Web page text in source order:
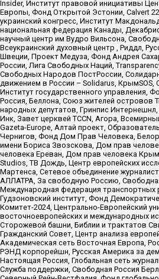
Insider, Институт правовой инициативы
Европы, Фонд Открытой Эстонии, Calvert
украинский конгресс, Институт
национальная федерация Канады,
научный центр им Вудро Вильсона,
Всеукраинский духовный центр , Риддл,
Швеции, Проект Медуза, Фонд Андрея
России, Лига Свободных Наций,
Свободных Народов ПостРоссии,
движением в России – Solidarus, КрымSOS,
Институт государственного управления,
Россия, Беллона, Союз жителей островов
народных депутатов, Гринпис
Инк, Завет церквей TCCN, Агора,
Gazeta-Europe, Алтай проект,
Чернигов, Фонд Дом Прав Человека,
имени Бориса Звозскова, Дом прав
человека Ереван, Дом прав человека
Studios, ТВ Дождь, Центр европейских
Мартенса, Сетевое объединение
АЛЛАТРА, За свободную Россию, Свободная
Международная федерация транспортных
Гудзоновский институт, Фонд
Комитет-2024, Центрально-Европейский
восточноевропейских и международных
Сторожевой башни, Библии и трактатов
Гражданский Совет, Центр анализа
Академическая сеть Восточная Европа,
РЭНД корпорейшн, Русская Америка за
Настоящая Россия, Глобальная сеть
Служба поддержки, Свободная Россия